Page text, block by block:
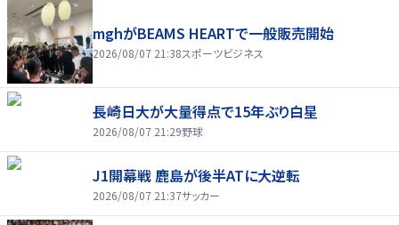
mghがBEAMS HEARTで一般販売開始
2026/08/07 21:38スポーツビジネス
長崎日大が大量得点で15年ぶり白星
2026/08/07 21:29野球
J1開幕戦 鹿島が後半ATに大逆転
2026/08/07 21:37サッカー